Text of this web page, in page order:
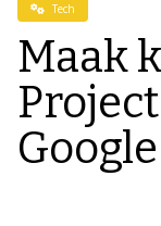
Tech
Maak
Google